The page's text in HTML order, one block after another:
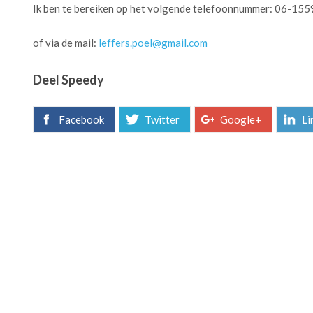
Ik ben te bereiken op het volgende telefoonnummer: 06-
of via de mail: leffers.poel@gmail.com
Deel Speedy
Facebook Twitter Google+